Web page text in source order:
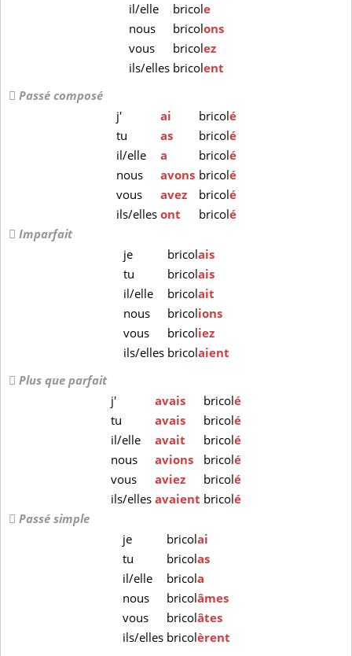
il/elle
bricole
nous
bricolons
vous
bricolez
ils/elles bricolent
Passé composé
j'
ai bricolé
tu
as bricolé
il/elle
a bricolé
nous
avons bricolé
vous
avez bricolé
ils/elles ont bricolé
Imparfait
je
bricolais
tu
bricolais
il/elle
bricolait
nous
bricolions
vous
bricoliez
ils/elles bricolaient
Plus que parfait
j'
avais bricolé
tu
avais bricolé
il/elle
avait bricolé
nous
avions bricolé
vous
aviez bricolé
ils/ellesavaient bricolé
Passé simple
je
bricolai
tu
bricolas
il/elle
bricola
nous
bricolâmes
vous
bricolâtes
ils/elles bricolèrent